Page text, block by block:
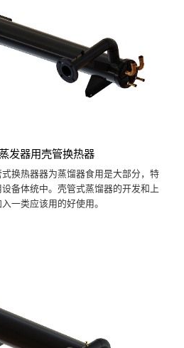
发器用壳管换热器
换热器器为蒸馏器食用是大部分，特
备体统中。壳管式蒸馏器的开发和上
一类应该用的好使用。